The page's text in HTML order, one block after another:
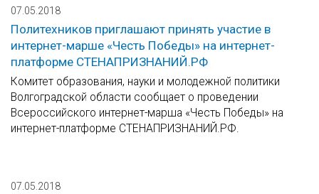
07.05.2018
Политехников приглашают принять участие в
интернет-марше «Честь Победы» на интернет-
платформе СТЕНАПРИЗНАНИЙ.РФ
Комитет образования, науки и молодежной политики
Волгоградской области сообщает о проведении
Всероссийского интернет-марша «Честь Победы» на
интернет-платформе СТЕНАПРИЗНАНИЙ.РФ.
07.05.2018